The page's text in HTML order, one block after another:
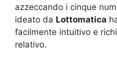
azzeccando i cinque
ideato da Lottomatica
facilmente intuitivo e
relativo.